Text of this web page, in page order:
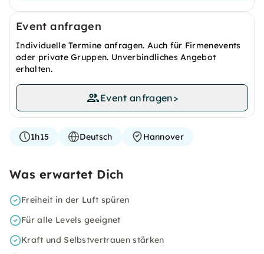
Event anfragen
Individuelle Termine anfragen. Auch für Firmenevents
oder private Gruppen. Unverbindliches Angebot
erhalten.
Event anfragen>
1h15 Deutsch Hannover
Was erwartet Dich
Freiheit in der Luft spüren
Für alle Levels geeignet
Kraft und Selbstvertrauen stärken